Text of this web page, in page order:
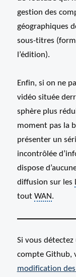
gestion des
géographiques
sous-titres
l’édition).
Enfin, si on ne
vidéo située
sphère plus
moment pas la
présenter un
incontrôlée
dispose
diffusion sur les
tout WAN.
Si vous
compte Github,
modification des